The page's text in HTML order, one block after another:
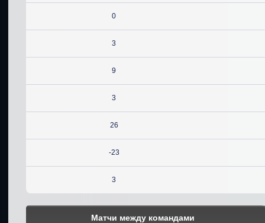
0
3
9
3
26
-23
3
Матчи между командами